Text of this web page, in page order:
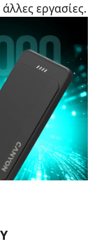
εργασίες.